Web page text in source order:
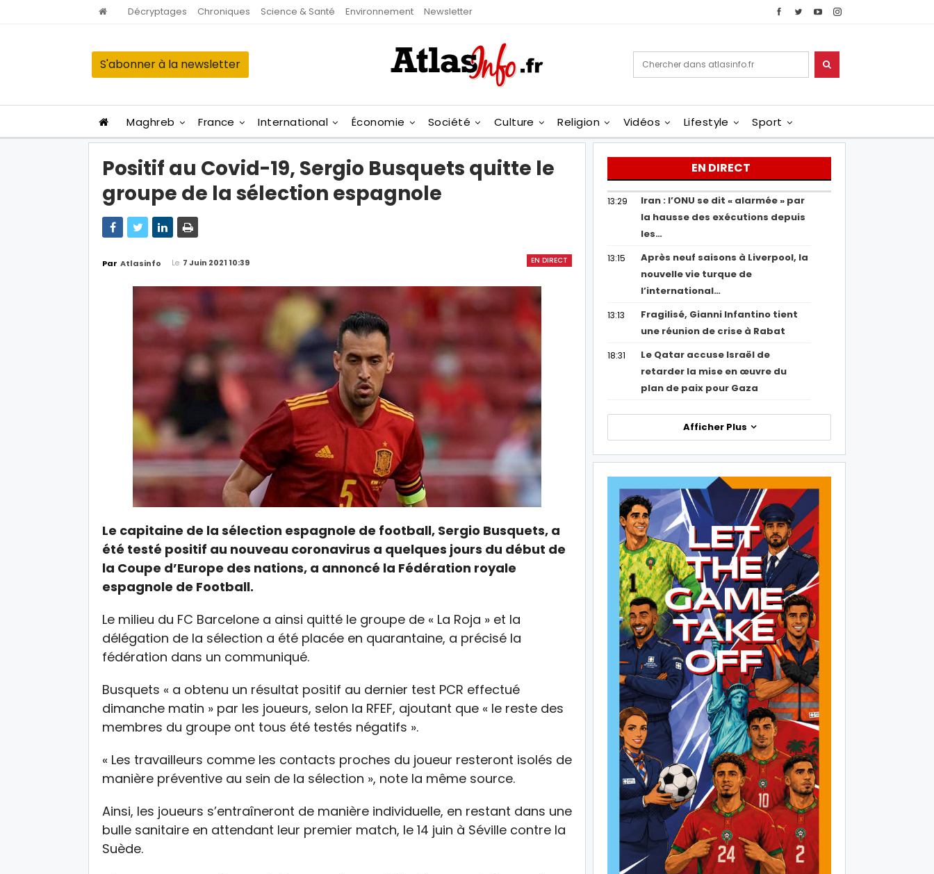
Décryptages Chroniques Science & Santé Environnement Newsletter
S'abonner à la newsletter
Maghreb France International Économie Société Culture Religion Vidéos Lifestyle Sport
Positif au Covid-19, Sergio Busquets quitte le
groupe de la sélection espagnole
EN DIRECT
Par Atlasinfo Le 7 Juin 2021 10:39
Le capitaine de la sélection espagnole de football, Sergio Busquets, a
été testé positif au nouveau coronavirus a quelques jours du début de
la Coupe d’Europe des nations, a annoncé la Fédération royale
espagnole de Football.
Le milieu du FC Barcelone a ainsi quitté le groupe de « La Roja » et la
délégation de la sélection a été placée en quarantaine, a précisé la
fédération dans un communiqué.
Busquets « a obtenu un résultat positif au dernier test PCR effectué
dimanche matin » par les joueurs, selon la RFEF, ajoutant que « le reste des
membres du groupe ont tous été testés négatifs ».
« Les travailleurs comme les contacts proches du joueur resteront isolés de
manière préventive au sein de la sélection », note la même source.
Ainsi, les joueurs s’entraîneront de manière individuelle, en restant dans une
bulle sanitaire en attendant leur premier match, le 14 juin à Séville contre la
Suède.
EN DIRECT
13:29
Iran : l’ONU se dit « alarmée » par
la hausse des exécutions depuis
les…
13:15
Après neuf saisons à Liverpool, la
nouvelle vie turque de
l’international…
13:13
Fragilisé, Gianni Infantino tient
une réunion de crise à Rabat
18:31
Le Qatar accuse Israël de
retarder la mise en œuvre du
plan de paix pour Gaza
Afficher Plus